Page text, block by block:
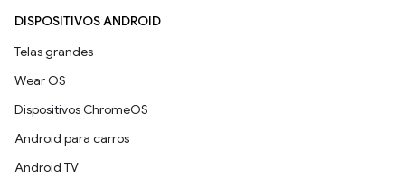
DISPOSITIVOS ANDROID
Telas grandes
Wear OS
Dispositivos ChromeOS
Android para carros
Android TV